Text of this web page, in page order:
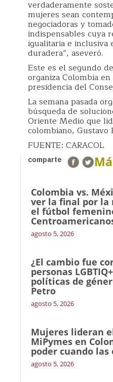
verdaderamente
mujeres sean
negociadoras y
indispensables cuya
igualitaria e inclusiva
duradera”, aseveró.
Este es el segundo
organiza Colombia
presidencia del
La semana pasada
búsqueda de
Oriente Medio que
colombiano, Gustavo
FUENTE: CARACOL
comparte
Colombia vs.
ver la final por la
el fútbol
agosto 5, 2026
¿El cambio fue
personas
políticas de
Petro
agosto 5, 2026
Mujeres lideran
MiPymes en
poder cuando las
agosto 5, 2026